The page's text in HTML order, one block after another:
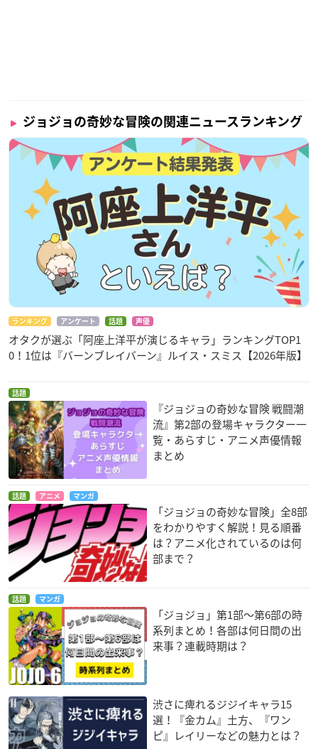
ジョジョの奇妙な冒険の関連ニュースランキング
ランキング アンケート 話題 声優
オタクが選ぶ「阿座上洋平が演じるキャラ」ランキングTOP1
0！1位は『バーンブレイバーン』ルイス・スミス【2026年版】
話題
『ジョジョの奇妙な冒険 戦闘潮
流』第2部の登場キャラクター一
覧・あらすじ・アニメ声優情報
まとめ
話題 アニメ マンガ
「ジョジョの奇妙な冒険」全8部
をわかりやすく解説！見る順番
は？アニメ化されているのは何
部まで？
話題 マンガ
「ジョジョ」第1部〜第6部の時
系列まとめ！各部は何日間の出
来事？連載時期は？
渋さに痺れるジジイキャラ15
選！『金カム』土方、『ワン
ピ』レイリーなどの魅力とは？